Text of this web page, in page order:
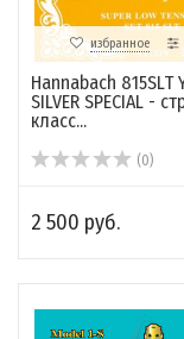
избранное
Hannabach 815SLT
SILVER SPECIAL -
класс...
(0)
2 500 руб.